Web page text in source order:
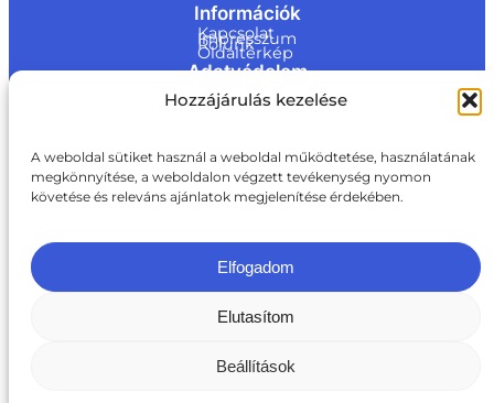
Hozzájárulás kezelése
A weboldal sütiket használ a weboldal működtetése, használatának
megkönnyítése, a weboldalon végzett tevékenység nyomon
követése és releváns ajánlatok megjelenítése érdekében.
Elfogadom
Elutasítom
Beállítások
Információk
Kapcsolat
Impresszum
Rólunk
Oldaltérkép
Adatvédelem
Jogi nyilatkozat
Adatvédelmi nyilatkozat
Akadálymentesítési nyilatkozat
ite@a
ki.gov.